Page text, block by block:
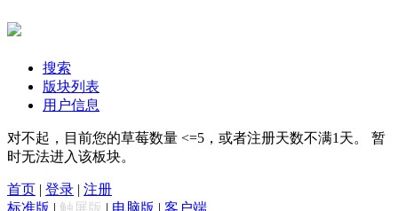
搜索
版块列表
用户信息
对不起，目前您的草莓数量 <=5，或者注册天数不满1天。 暂
时无法进入该板块。
首页 | 登录 | 注册
标准版 | 触屏版 | 电脑版 | 客户端